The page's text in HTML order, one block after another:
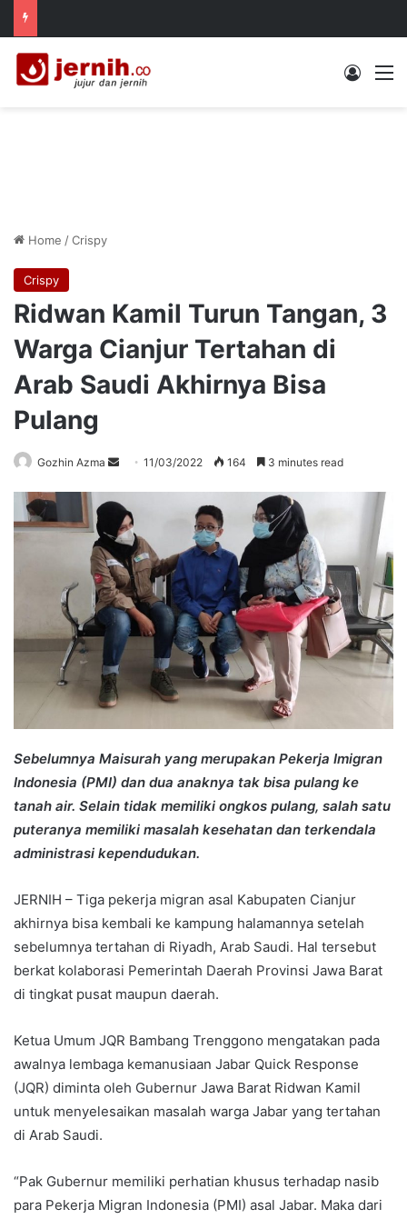
Log In
Home /Crispy
Crispy
Ridwan Kamil Turun Tangan, 3
Warga Cianjur Tertahan di
Arab Saudi Akhirnya Bisa
Pulang
Gozhin Azma
Send
email
11/03/2022 164 3 minutes read
Sebelumnya Maisurah yang merupakan Pekerja Imigran
Indonesia (PMI) dan dua anaknya tak bisa pulang ke
tanah air. Selain tidak memiliki ongkos pulang, salah satu
puteranya memiliki masalah kesehatan dan terkendala
administrasi kependudukan.
JERNIH – Tiga pekerja migran asal Kabupaten Cianjur
akhirnya bisa kembali ke kampung halamannya setelah
sebelumnya tertahan di Riyadh, Arab Saudi. Hal tersebut
berkat kolaborasi Pemerintah Daerah Provinsi Jawa Barat
di tingkat pusat maupun daerah.
Ketua Umum JQR Bambang Trenggono mengatakan pada
awalnya lembaga kemanusiaan Jabar Quick Response
(JQR) diminta oleh Gubernur Jawa Barat Ridwan Kamil
untuk menyelesaikan masalah warga Jabar yang tertahan
di Arab Saudi.
“Pak Gubernur memiliki perhatian khusus terhadap nasib
para Pekerja Migran Indonesia (PMI) asal Jabar. Maka dari